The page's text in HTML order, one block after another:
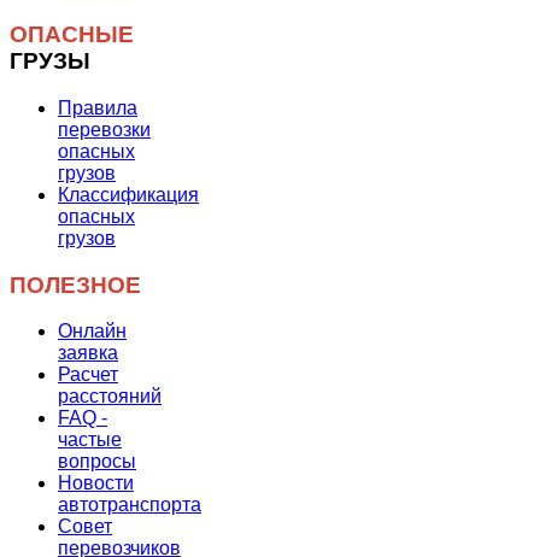
ОПАСНЫЕ
ГРУЗЫ
Правила
перевозки
опасных
грузов
Классификация
опасных
грузов
ПОЛЕЗНОЕ
Онлайн
заявка
Расчет
расстояний
FAQ -
частые
вопросы
Новости
автотранспорта
Совет
перевозчиков